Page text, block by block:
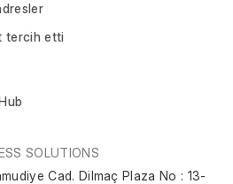
tercih etti
SOLUTIONS
Cad. Dilmaç Plaza No : 13-